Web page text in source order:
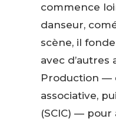
commence
danseur,
scène, il
avec d’autres
Production —
associative,
(SCIC) —